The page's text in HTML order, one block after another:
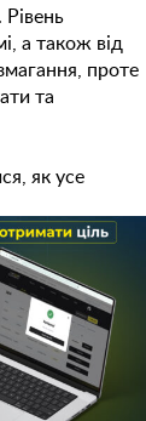
а також від
проте
та
як усе